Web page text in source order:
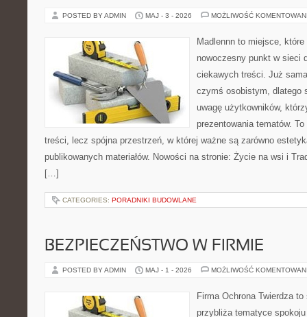
POSTED BY ADMIN MAJ - 3 - 2026 MOŻLIWOŚĆ
Madlennn to miejsce,
nowoczesny punkt w sieci
ciekawych treści. Już
czymś osobistym, dlatego
uwagę użytkowników,
prezentowania tematów.
treści, lecz spójna przestrzeń, w której ważne są zarówno
publikowanych materiałów. Nowości na stronie: Życie na wsi i
[…]
CATEGORIES: PORADNIKI BUDOWLANE
BEZPIECZEŃSTWO W FIRMIE
POSTED BY ADMIN MAJ - 1 - 2026 MOŻLIWOŚĆ
Firma Ochrona Twierdza
przybliża tematyce